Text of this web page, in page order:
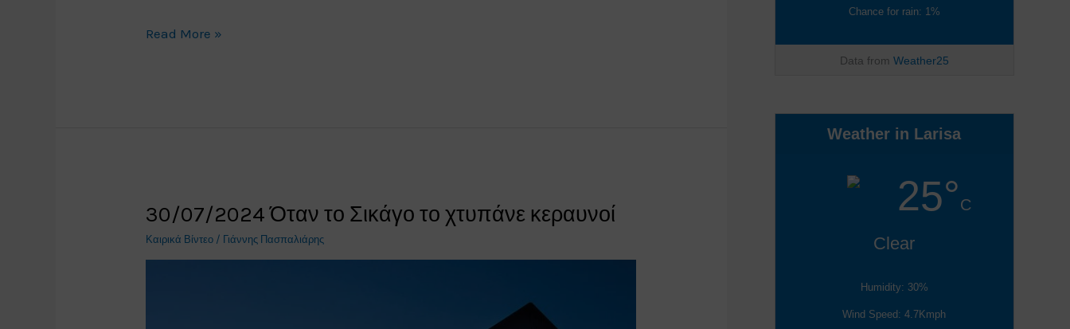
30/07/2024
Read More »
30/07/2024 Όταν το Σικάγο το χτυπάνε κεραυνοί
Καιρικά Βίντεο / Γιάννης Πασπαλιάρης
Chance for rain: 1%
Data from Weather25
Weather in Larisa
25°C
Clear
Humidity: 30%
Wind Speed: 4.7Kmph